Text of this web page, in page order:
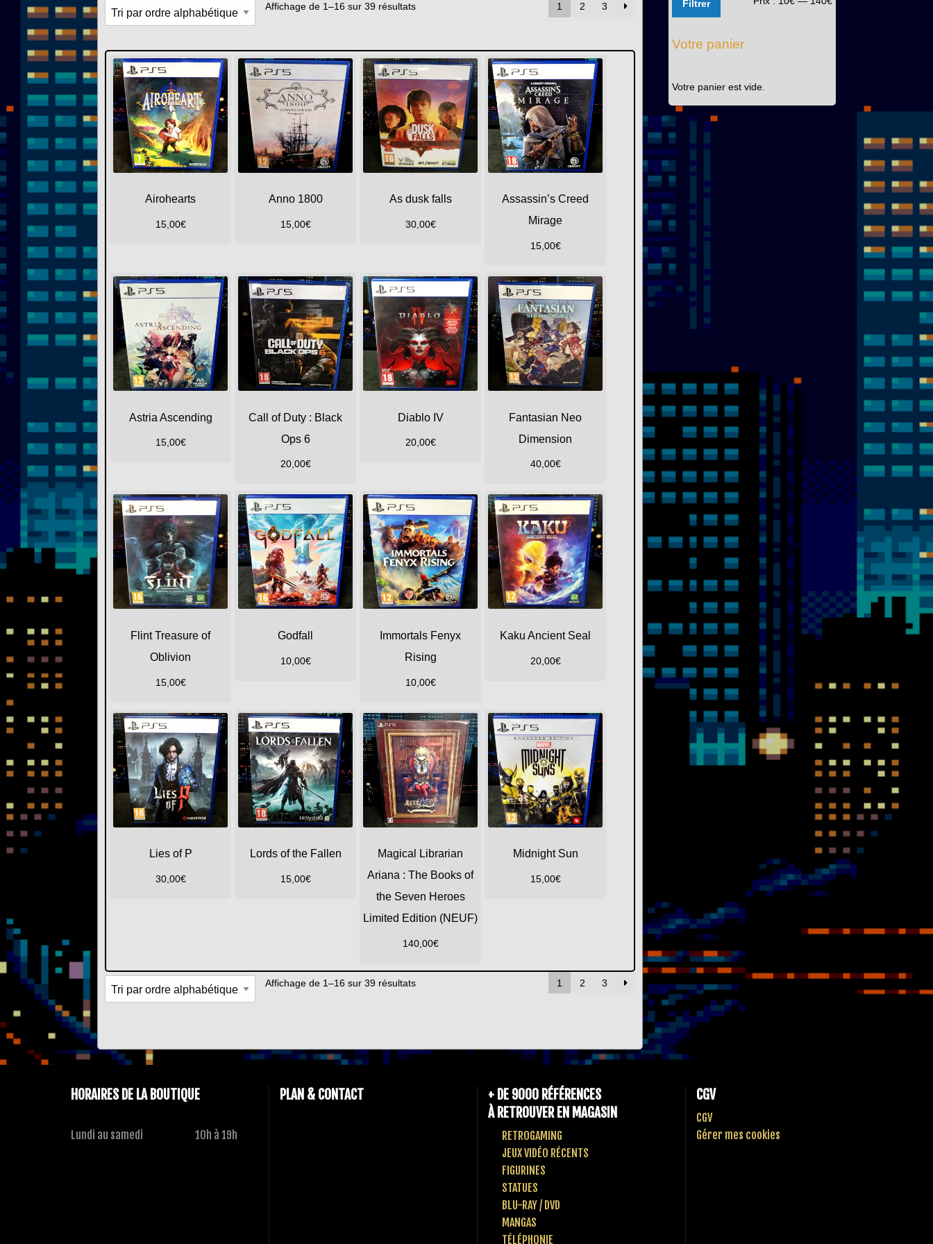
Affichage de 1–16 sur 39 résultats 1 2 3
Airohearts
15,00€
Anno 1800
15,00€
As dusk falls
30,00€
Assassin’s Creed
Mirage
15,00€
Astria Ascending
15,00€
Call of Duty : Black
Ops 6
20,00€
Diablo IV
20,00€
Fantasian Neo
Dimension
40,00€
Flint Treasure of
Oblivion
15,00€
Godfall
10,00€
Immortals Fenyx
Rising
10,00€
Kaku Ancient Seal
20,00€
Lies of P
30,00€
Lords of the Fallen
15,00€
Magical Librarian
Ariana : The Books of
the Seven Heroes
Limited Edition (NEUF)
140,00€
Midnight Sun
15,00€
Affichage de 1–16 sur 39 résultats 1 2 3
Filtrer
Votre panier
Votre panier est vide.
HORAIRES DE LA BOUTIQUE
Lundi au samedi 10h à 19h
PLAN & CONTACT
+ DE 9000 RÉFÉRENCES
À RETROUVER EN MAGASIN
RETROGAMING
JEUX VIDÉO RÉCENTS
FIGURINES
STATUES
BLU-RAY / DVD
MANGAS
TÉLÉPHONIE
CGV
CGV
Gérer mes cookies